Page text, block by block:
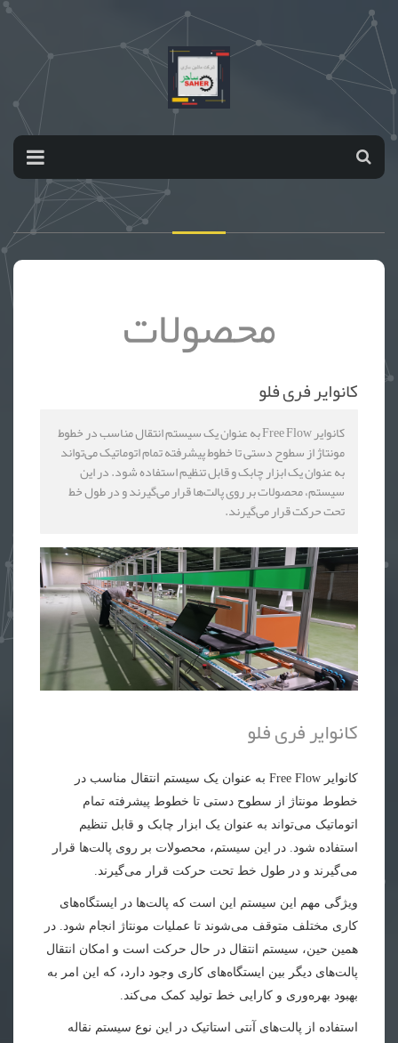
محصولات
کانوایر فری فلو
کانوایر Free Flow به عنوان یک سیستم انتقال مناسب در خطوط
مونتاژ از سطوح دستی تا خطوط پیشرفته تمام اتوماتیک می‌تواند
به عنوان یک ابزار چابک و قابل تنظیم استفاده شود. در این
سیستم، محصولات بر روی پالت‌ها قرار می‌گیرند و در طول خط
تحت حرکت قرار می‌گیرند.
کانوایر فری فلو
کانوایر
Free Flow به عنوان یک سیستم انتقال مناسب در
خطوط مونتاژ از سطوح دستی تا خطوط پیشرفته تمام
اتوماتیک می‌تواند به عنوان یک ابزار چابک و قابل تنظیم
استفاده شود. در این سیستم، محصولات بر روی پالت‌ها قرار
می‌گیرند و در طول خط تحت حرکت قرار می‌گیرند.
ویژگی مهم این سیستم این است که پالت‌ها در ایستگاه‌های
کاری مختلف متوقف می‌شوند تا عملیات مونتاژ انجام شود. در
همین حین، سیستم انتقال در حال حرکت است و امکان انتقال
پالت‌های دیگر بین ایستگاه‌های کاری وجود دارد، که این امر به
بهبود بهره‌وری و کارایی خط تولید کمک می‌کند.
استفاده از پالت‌های آنتی استاتیک در این نوع سیستم نقاله